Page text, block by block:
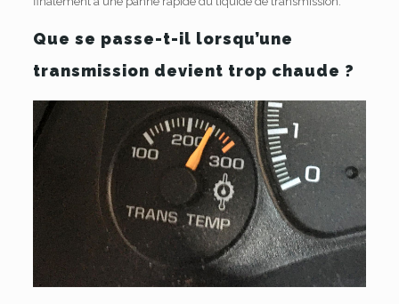
Que se passe-t-il lorsqu’une
transmission devient trop chaude ?